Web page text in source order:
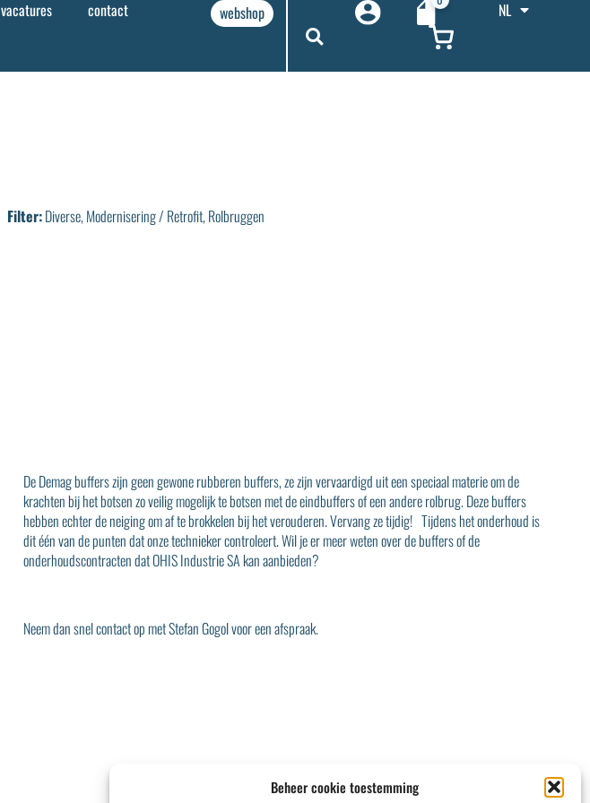
Beheer cookie toestemming
vacatures
contact
webshop NL
Filter:Diverse,Modernisering / Retrofit,Rolbruggen
De Demag buffers zijn geen gewone rubberen buffers, ze zijn vervaardigd uit een speciaal materie om de
krachten bij het botsen zo veilig mogelijk te botsen met de eindbuffers of een andere rolbrug. Deze buffers
hebben echter de neiging om af te brokkelen bij het verouderen. Vervang ze tijdig! Tijdens het onderhoud is
dit één van de punten dat onze technieker controleert. Wil je er meer weten over de buffers of de
onderhoudscontracten datOHIS Industrie SA kan aanbieden?
Neem dan snel contact op metStefan Gogolvoor een afspraak.